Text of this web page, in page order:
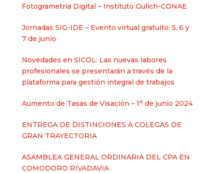
Fotogrametría Digital – Instituto Gulich-CONAE
Jornadas SIG-IDE – Evento virtual gratuito: 5, 6 y
7 de junio
Novedades en SICOL: Las nuevas labores
profesionales se presentarán a través de la
plataforma para gestión integral de trabajos
Aumento de Tasas de Visación – 1° de junio 2024
ENTREGA DE DISTINCIONES A COLEGAS DE
GRAN TRAYECTORIA
ASAMBLEA GENERAL ORDINARIA DEL CPA EN
COMODORO RIVADAVIA